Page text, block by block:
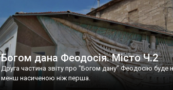
Богом дана Феодосія. Місто Ч.2
Друга частина звіту про "Богом дану" Феодосію буде
менш насиченою ніж перша.